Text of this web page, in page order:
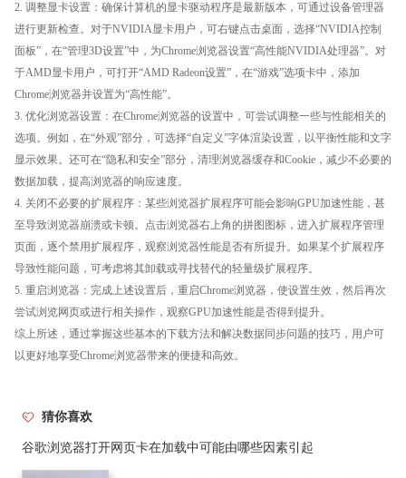
2. 调整显卡设置：确保计算机的显卡驱动程序是最新版本，可通过设备管理器
进行更新检查。对于NVIDIA显卡用户，可右键点击桌面，选择“NVIDIA控制
面板”，在“管理3D设置”中，为Chrome浏览器设置“高性能NVIDIA处理器”。对
于AMD显卡用户，可打开“AMD Radeon设置”，在“游戏”选项卡中，添加
Chrome浏览器并设置为“高性能”。
3. 优化浏览器设置：在Chrome浏览器的设置中，可尝试调整一些与性能相关的
选项。例如，在“外观”部分，可选择“自定义”字体渲染设置，以平衡性能和文字
显示效果。还可在“隐私和安全”部分，清理浏览器缓存和Cookie，减少不必要的
数据加载，提高浏览器的响应速度。
4. 关闭不必要的扩展程序：某些浏览器扩展程序可能会影响GPU加速性能，甚
至导致浏览器崩溃或卡顿。点击浏览器右上角的拼图图标，进入扩展程序管理
页面，逐个禁用扩展程序，观察浏览器性能是否有所提升。如果某个扩展程序
导致性能问题，可考虑将其卸载或寻找替代的轻量级扩展程序。
5. 重启浏览器：完成上述设置后，重启Chrome浏览器，使设置生效，然后再次
尝试浏览网页或进行相关操作，观察GPU加速性能是否得到提升。
综上所述，通过掌握这些基本的下载方法和解决数据同步问题的技巧，用户可
以更好地享受Chrome浏览器带来的便捷和高效。
猜你喜欢
谷歌浏览器打开网页卡在加载中可能由哪些因素引起